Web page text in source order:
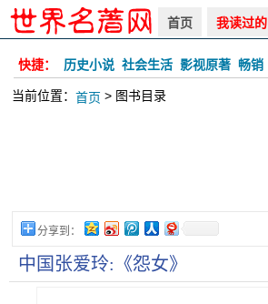
首页 我读过的
快捷： 历史小说 社会生活 影视原著 畅销
当前位置： 首页 > 图书目录
分享到：
中国张爱玲:《怨女》